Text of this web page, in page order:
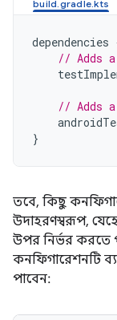
dependencies
// Adds
// Adds
}
তবে, কিছু
উদাহরণস্বরূপ,
উপর নির্ভর করতে
কনফিগারেশনটি
পাবেন: